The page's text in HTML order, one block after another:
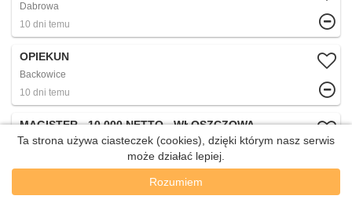
Dabrowa
10 dni temu
OPIEKUN
Backowice
10 dni temu
MAGISTER - 10 000 NETTO - WŁOSZCZOWA
Wloszczowa
KUCHARZ (K/M)
Ta strona używa ciasteczek (cookies), dzięki którym nasz serwis
może działać lepiej.
Rozumiem